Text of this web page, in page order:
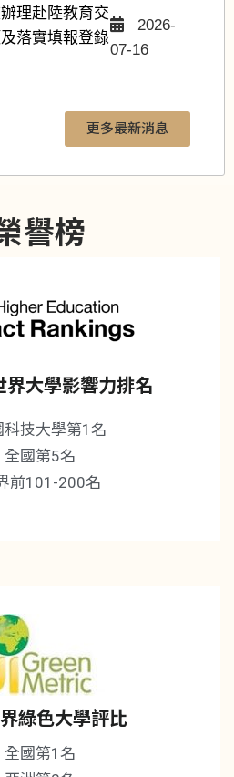
理赴陸教育交
落實填報登錄
2026-
07-16
更多最新消息
譽榜
界大學影響力排名
科技大學第1名
全國第5名
前101-200名
綠色大學評比
全國第1名